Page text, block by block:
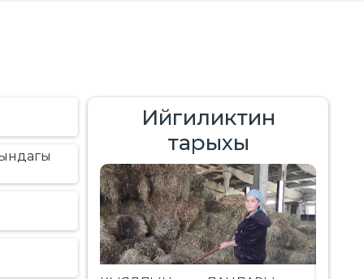
Ийгиликтин
тарыхы